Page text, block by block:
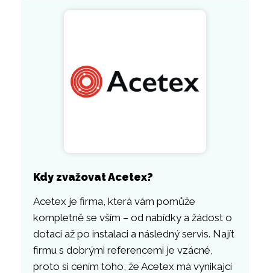
Kdy zvažovat Acetex?
Acetex je firma, která vám pomůže
kompletně se vším – od nabídky a žádost o
dotaci až po instalaci a následný servis. Najít
firmu s dobrými referencemi je vzácné,
proto si cením toho, že Acetex má vynikajcí